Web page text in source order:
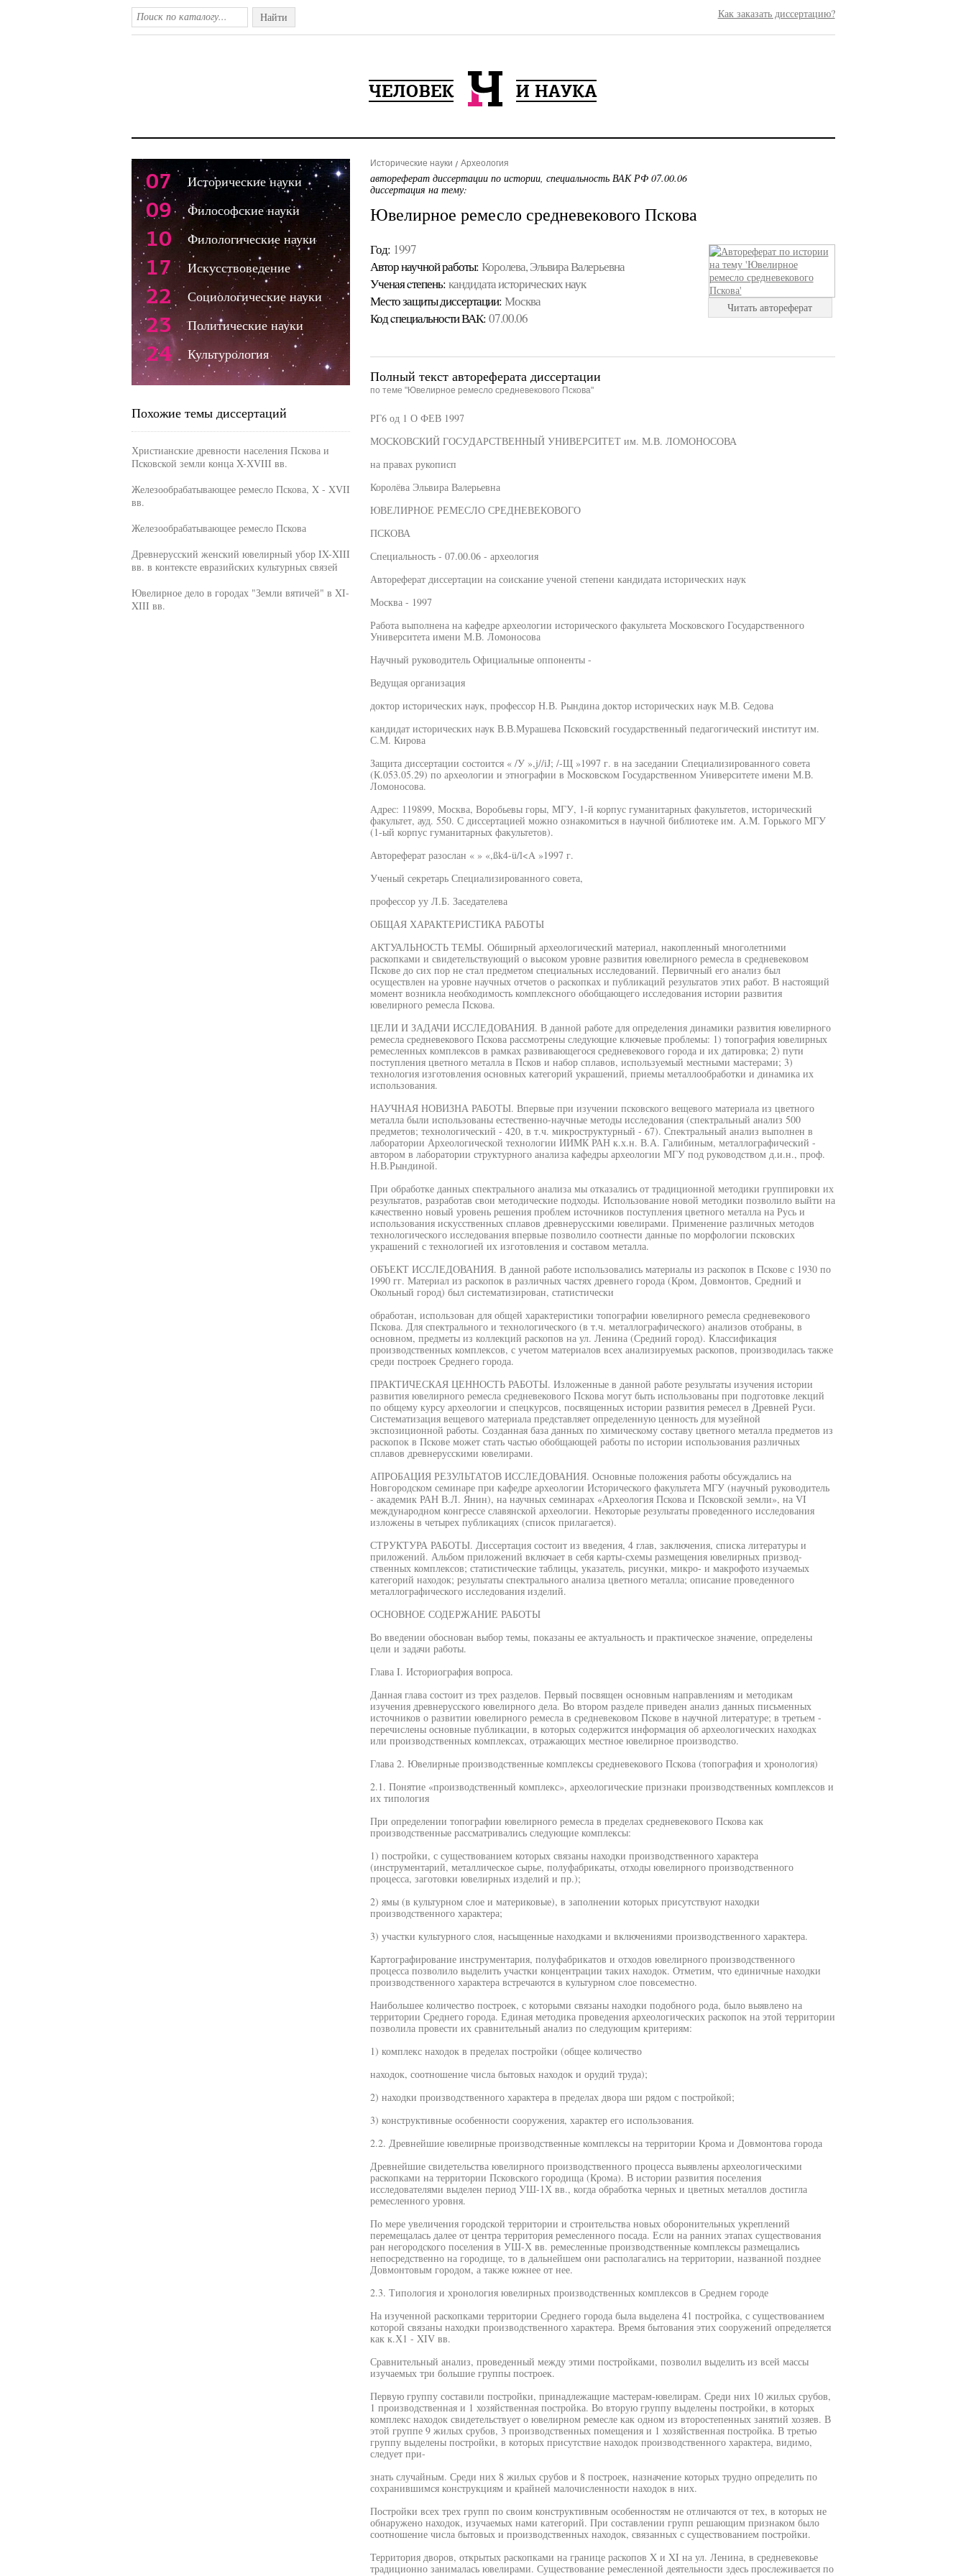
Найти Как заказать диссертацию?
Исторические науки Археология
автореферат диссертации по истории, специальность ВАК РФ 07.00.06
диссертация на тему:
Ювелирное ремесло средневекового Пскова
Год: 1997
Автор научной работы: Королева, Эльвира Валерьевна
Ученая cтепень: кандидата исторических наук
Место защиты диссертации: Москва
Код cпециальности ВАК: 07.00.06
Читать автореферат
Полный текст автореферата диссертации
по теме "Ювелирное ремесло средневекового Пскова"
РГ6 од 1 О ФЕВ 1997
МОСКОВСКИЙ ГОСУДАРСТВЕННЫЙ УНИВЕРСИТЕТ им. М.В. ЛОМОНОСОВА
на правах рукописп
Королёва Эльвира Валерьевна
ЮВЕЛИРНОЕ РЕМЕСЛО СРЕДНЕВЕКОВОГО
ПСКОВА
Специальность - 07.00.06 - археология
Автореферат диссертации на соискание ученой степени кандидата исторических наук
Москва - 1997
Работа выполнена на кафедре археологии исторического факультета Московского Государственного
Университета имени М.В. Ломоносова
Научный руководитель Официальные оппоненты -
Ведущая организация
доктор исторических наук, профессор Н.В. Рындина доктор исторических наук М.В. Седова
кандидат исторических наук В.В.Мурашева Псковский государственный педагогический институт им.
С.М. Кирова
Защита диссертации состоится « /У »,j//iJ; /-Щ »1997 г. в на заседании Специализированного совета
(К.053.05.29) по археологии и этнографии в Московском Государственном Университете имени М.В.
Ломоносова.
Адрес: 119899, Москва, Воробьевы горы, МГУ, 1-й корпус гуманитарных факультетов, исторический
факультет, ауд. 550. С диссертацией можно ознакомиться в научной библиотеке им. A.M. Горького МГУ
(1-ый корпус гуманитарных факультетов).
Автореферат разослан « » «,ßk4-ü/l<A »1997 г.
Ученый секретарь Специализированного совета,
профессор уу Л.Б. Заседателева
ОБЩАЯ ХАРАКТЕРИСТИКА РАБОТЫ
АКТУАЛЬНОСТЬ ТЕМЫ. Обширный археологический материал, накопленный многолетними
раскопками и свидетельствующий о высоком уровне развития ювелирного ремесла в средневековом
Пскове до сих пор не стал предметом специальных исследований. Первичный его анализ был
осуществлен на уровне научных отчетов о раскопках и публикаций результатов этих работ. В настоящий
момент возникла необходимость комплексного обобщающего исследования истории развития
ювелирного ремесла Пскова.
ЦЕЛИ И ЗАДАЧИ ИССЛЕДОВАНИЯ. В данной работе для определения динамики развития ювелирного
ремесла средневекового Пскова рассмотрены следующие ключевые проблемы: 1) топография ювелирных
ремесленных комплексов в рамках развивающегося средневекового города и их датировка; 2) пути
поступления цветного металла в Псков и набор сплавов, используемый местными мастерами; 3)
технология изготовления основных категорий украшений, приемы металлообработки и динамика их
использования.
НАУЧНАЯ НОВИЗНА РАБОТЫ. Впервые при изучении псковского вещевого материала из цветного
металла были использованы естественно-научные методы исследования (спектральный анализ 500
предметов; технологический - 420, в т.ч. микроструктурный - 67). Спектральный анализ выполнен в
лаборатории Археологической технологии ИИМК РАН к.х.н. В.А. Галибиным, металлографический -
автором в лаборатории структурного анализа кафедры археологии МГУ под руководством д.и.н., проф.
Н.В.Рындиной.
При обработке данных спектрального анализа мы отказались от традиционной методики группировки их
результатов, разработав свои методические подходы. Использование новой методики позволило выйти на
качественно новый уровень решения проблем источников поступления цветного металла на Русь и
использования искусственных сплавов древнерусскими ювелирами. Применение различных методов
технологического исследования впервые позволило соотнести данные по морфологии псковских
украшений с технологией их изготовления и составом металла.
ОБЪЕКТ ИССЛЕДОВАНИЯ. В данной работе использовались материалы из раскопок в Пскове с 1930 по
1990 гг. Материал из раскопок в различных частях древнего города (Кром, Довмонтов, Средний и
Окольный город) был систематизирован, статистически
обработан, использован для общей характеристики топографии ювелирного ремесла средневекового
Пскова. Для спектрального и технологического (в т.ч. металлографического) анализов отобраны, в
основном, предметы из коллекций раскопов на ул. Ленина (Средний город). Классификация
производственных комплексов, с учетом материалов всех анализируемых раскопов, производилась также
среди построек Среднего города.
ПРАКТИЧЕСКАЯ ЦЕННОСТЬ РАБОТЫ. Изложенные в данной работе результаты изучения истории
развития ювелирного ремесла средневекового Пскова могут быть использованы при подготовке лекций
по общему курсу археологии и спецкурсов, посвященных истории развития ремесел в Древней Руси.
Систематизация вещевого материала представляет определенную ценность для музейной
экспозиционной работы. Созданная база данных по химическому составу цветного металла предметов из
раскопок в Пскове может стать частью обобщающей работы по истории использования различных
сплавов древнерусскими ювелирами.
АПРОБАЦИЯ РЕЗУЛЬТАТОВ ИССЛЕДОВАНИЯ. Основные положения работы обсуждались на
Новгородском семинаре при кафедре археологии Исторического факультета МГУ (научный руководитель
- академик РАН В.Л. Янин), на научных семинарах «Археология Пскова и Псковской земли», на VI
международном конгрессе славянской археологии. Некоторые результаты проведенного исследования
изложены в четырех публикациях (список прилагается).
СТРУКТУРА РАБОТЫ. Диссертация состоит из введения, 4 глав, заключения, списка литературы и
приложений. Альбом приложений включает в себя карты-схемы размещения ювелирных призвод-
ственных комплексов; статистические таблицы, указатель, рисунки, микро- и макрофото изучаемых
категорий находок; результаты спектрального анализа цветного металла; описание проведенного
металлографического исследования изделий.
ОСНОВНОЕ СОДЕРЖАНИЕ РАБОТЫ
Во введении обоснован выбор темы, показаны ее актуальность и практическое значение, определены
цели и задачи работы.
Глава I. Историография вопроса.
Данная глава состоит из трех разделов. Первый посвящен основным направлениям и методикам
изучения древнерусского ювелирного дела. Во втором разделе приведен анализ данных письменных
источников о развитии ювелирного ремесла в средневековом Пскове в научной литературе; в третьем -
перечислены основные публикации, в которых содержится информация об археологических находках
или производственных комплексах, отражающих местное ювелирное производство.
Глава 2. Ювелирные производственные комплексы средневекового Пскова (топография и хронология)
2.1. Понятие «производственный комплекс», археологические признаки производственных комплексов и
их типология
При определении топографии ювелирного ремесла в пределах средневекового Пскова как
производственные рассматривались следующие комплексы:
1) постройки, с существованием которых связаны находки производственного характера
(инструментарий, металлическое сырье, полуфабрикаты, отходы ювелирного производственного
процесса, заготовки ювелирных изделий и пр.);
2) ямы (в культурном слое и материковые), в заполнении которых присутствуют находки
производственного характера;
3) участки культурного слоя, насыщенные находками и включениями производственного характера.
Картографирование инструментария, полуфабрикатов и отходов ювелирного производственного
процесса позволило выделить участки концентрации таких находок. Отметим, что единичные находки
производственного характера встречаются в культурном слое повсеместно.
Наибольшее количество построек, с которыми связаны находки подобного рода, было выявлено на
территории Среднего города. Единая методика проведения археологических раскопок на этой территории
позволила провести их сравнительный анализ по следующим критериям:
1) комплекс находок в пределах постройки (общее количество
находок, соотношение числа бытовых находок и орудий труда);
2) находки производственного характера в пределах двора ши рядом с постройкой;
3) конструктивные особенности сооружения, характер его использования.
2.2. Древнейшие ювелирные производственные комплексы на территории Крома и Довмонтова города
Древнейшие свидетельства ювелирного производственного процесса выявлены археологическими
раскопками на территории Псковского городища (Крома). В истории развития поселения
исследователями выделен период УШ-1Х вв., когда обработка черных и цветных металлов достигла
ремесленного уровня.
По мере увеличения городской территории и строительства новых оборонительных укреплений
перемещалась далее от центра территория ремесленного посада. Если на ранних этапах существования
ран негородского поселения в УШ-Х вв. ремесленные производственные комплексы размещались
непосредственно на городище, то в дальнейшем они располагались на территории, названной позднее
Довмонтовым городом, а также южнее от нее.
2.3. Типология и хронология ювелирных производственных комплексов в Среднем городе
На изученной раскопками территории Среднего города была выделена 41 постройка, с существованием
которой связаны находки производственного характера. Время бытования этих сооружений определяется
как к.Х1 - XIV вв.
Сравнительный анализ, проведенный между этими постройками, позволил выделить из всей массы
изучаемых три большие группы построек.
Первую группу составили постройки, принадлежащие мастерам-ювелирам. Среди них 10 жилых срубов,
1 производственная и 1 хозяйственная постройка. Во вторую группу выделены постройки, в которых
комплекс находок свидетельствует о ювелирном ремесле как одном из второстепенных занятий хозяев. В
этой группе 9 жилых срубов, 3 производственных помещения и 1 хозяйственная постройка. В третью
группу выделены постройки, в которых присутствие находок производственного характера, видимо,
следует при-
знать случайным. Среди них 8 жилых срубов и 8 построек, назначение которых трудно определить по
сохранившимся конструкциям и крайней малочисленности находок в них.
Постройки всех трех групп по своим конструктивным особенностям не отличаются от тех, в которых не
обнаружено находок, изучаемых нами категорий. При составлении групп решающим признаком было
соотношение числа бытовых и производственных находок, связанных с существованием постройки.
Территория дворов, открытых раскопками на границе раскопов X и XI на ул. Ленина, в средневековье
традиционно занималась ювелирами. Существование ремесленной деятельности здесь прослеживается по
07 Исторические науки
09 Философские науки
10 Филологические науки
17 Искусствоведение
22 Социологические науки
23 Политические науки
24 Культурология
Похожие темы диссертаций
Христианские древности населения Пскова и
Псковской земли конца X-XVIII вв.
Железообрабатывающее ремесло Пскова, X - XVII
вв.
Железообрабатывающее ремесло Пскова
Древнерусский женский ювелирный убор IX-XIII
вв. в контексте евразийских культурных связей
Ювелирное дело в городах "Земли вятичей" в XI-
XIII вв.